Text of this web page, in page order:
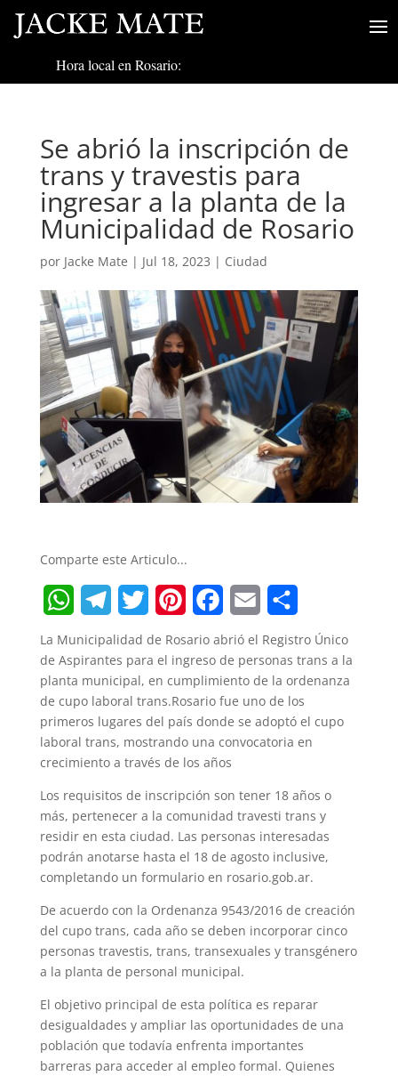
Hora local en Rosario:
Se abrió la inscripción de
trans y travestis para
ingresar a la planta de la
Municipalidad de Rosario
por Jacke Mate | Jul 18, 2023 | Ciudad
Comparte este Articulo...
h
a
t
s
p
p
T
e
l
e
g
a
m
T
w
i
t
t
r
i
n
t
e
e
s
t
a
c
e
b
o
k
E
m
a
i
l
h
a
r
e
La Municipalidad de Rosario abrió el Registro Único
de Aspirantes para el ingreso de personas trans a la
planta municipal, en cumplimiento de la ordenanza
de cupo laboral trans.Rosario fue uno de los
primeros lugares del país donde se adoptó el cupo
laboral trans, mostrando una convocatoria en
crecimiento a través de los años
Los requisitos de inscripción son tener 18 años o
más, pertenecer a la comunidad travesti trans y
residir en esta ciudad. Las personas interesadas
podrán anotarse hasta el 18 de agosto inclusive,
completando un formulario en rosario.gob.ar.
De acuerdo con la Ordenanza 9543/2016 de creación
del cupo trans, cada año se deben incorporar cinco
personas travestis, trans, transexuales y transgénero
a la planta de personal municipal.
El objetivo principal de esta política es reparar
desigualdades y ampliar las oportunidades de una
población que todavía enfrenta importantes
barreras para acceder al empleo formal. Quienes